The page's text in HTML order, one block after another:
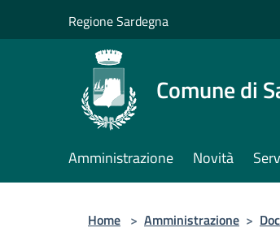
Regione Sardegna
Comune di
Amministrazione Novità
Home > Amministrazione >